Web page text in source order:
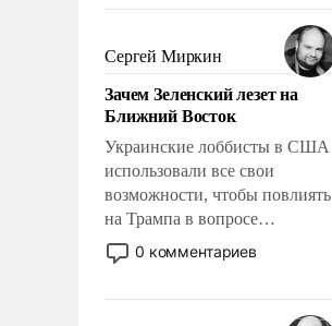
псевдонаучной фантастики,
стало всерьез обсуждаемой
идеей.
Сергей Миркин
Зачем Зеленский лезет на
Ближний Восток
Украинские лоббисты в США
использовали все свои
возможности, чтобы повлиять
на Трампа в вопросе
предоставления вооружений
своим нанимателям. Вероятно,
консультирует Киев, пришла в
0 комментариев